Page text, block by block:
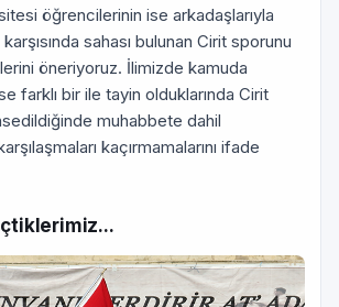
öğrencilerinin ise arkadaşlarıyla
sahası bulunan Cirit sporunu
öneriyoruz. İlimizde kamuda
farklı bir ile tayin olduklarında Cirit
muhabbete dahil
kaçırmamalarını ifade